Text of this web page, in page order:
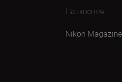
Натхнення
Nikon Magazine